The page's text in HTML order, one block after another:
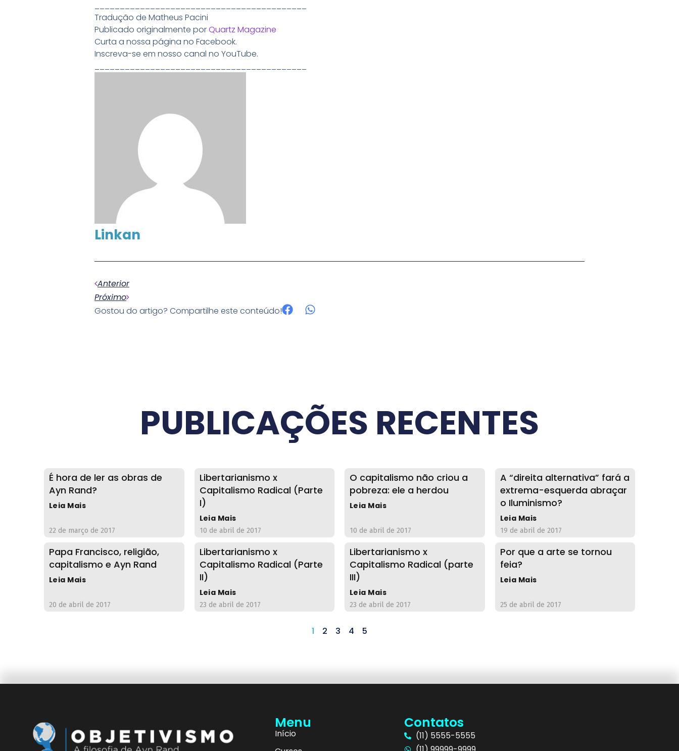
Tradução de Matheus Pacini
Publicado originalmente porQuartz Magazine
Curta a nossa página no Facebook.
Inscreva-se em nosso canal no YouTube.
Linkan
Anterior
Próximo
Gostou do artigo? Compartilhe este conteúdo!
PUBLICAÇÕES RECENTES
É hora de ler as obras de
Ayn Rand?
Leia Mais
22 de março de 2017
Libertarianismo x
Capitalismo Radical (Parte
I)
Leia Mais
10 de abril de 2017
O capitalismo não criou a
pobreza: ele a herdou
Leia Mais
10 de abril de 2017
A “direita alternativa” fará a
extrema-esquerda abraçar
o Iluminismo?
Leia Mais
19 de abril de 2017
Papa Francisco, religião,
capitalismo e Ayn Rand
Leia Mais
20 de abril de 2017
Libertarianismo x
Capitalismo Radical (Parte
II)
Leia Mais
23 de abril de 2017
Libertarianismo x
Capitalismo Radical (parte
III)
Leia Mais
23 de abril de 2017
Por que a arte se tornou
feia?
Leia Mais
25 de abril de 2017
1 2 3 4 5
Menu
Início
Contatos
(11) 5555-5555